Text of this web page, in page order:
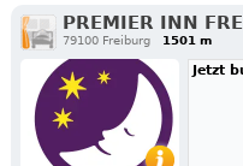
PREMIER INN
79100 Freiburg 1501 m
Jetzt